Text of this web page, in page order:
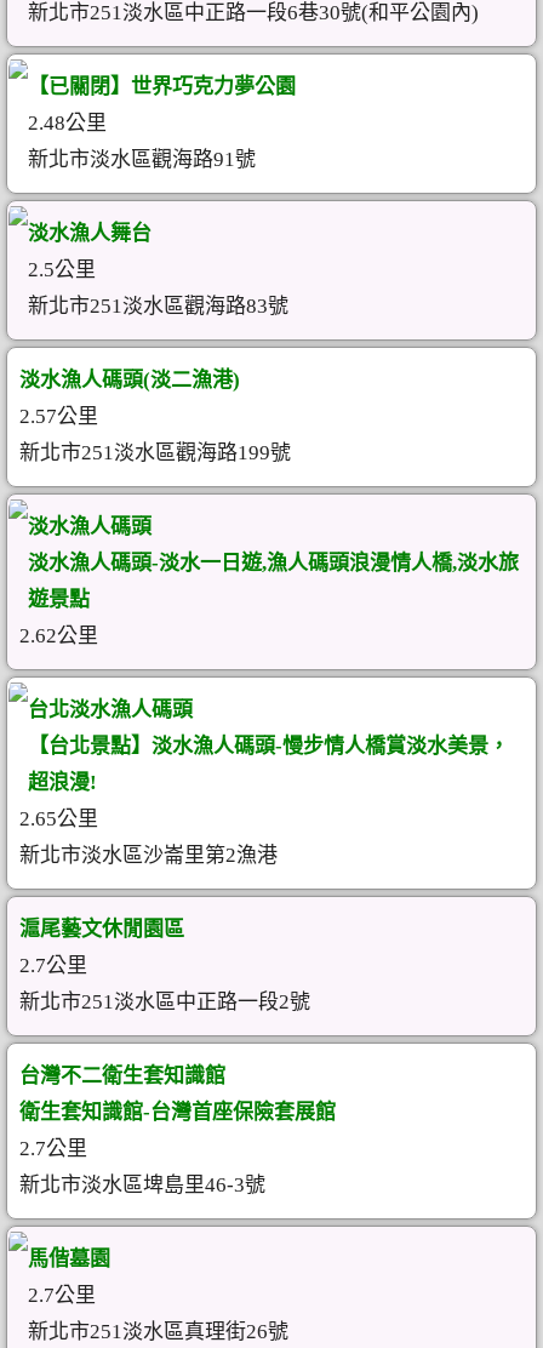
新北市251淡水區中正路一段6巷30號(和平公園內)
【已關閉】世界巧克力夢公園
2.48公里
新北市淡水區觀海路91號
淡水漁人舞台
2.5公里
新北市251淡水區觀海路83號
淡水漁人碼頭(淡二漁港)
2.57公里
新北市251淡水區觀海路199號
淡水漁人碼頭
淡水漁人碼頭-淡水一日遊,漁人碼頭浪漫情人橋,淡水旅
遊景點
2.62公里
台北淡水漁人碼頭
【台北景點】淡水漁人碼頭-慢步情人橋賞淡水美景，
超浪漫!
2.65公里
新北市淡水區沙崙里第2漁港
滬尾藝文休閒園區
2.7公里
新北市251淡水區中正路一段2號
台灣不二衛生套知識館
衛生套知識館-台灣首座保險套展館
2.7公里
新北市淡水區埤島里46-3號
馬偕墓園
2.7公里
新北市251淡水區真理街26號